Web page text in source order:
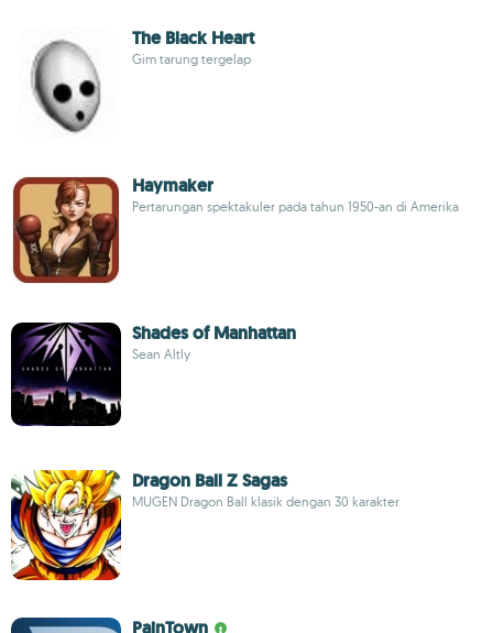
The Black Heart
Gim tarung tergelap
Haymaker
Pertarungan spektakuler pada tahun 1950-an di Amerika
Shades of Manhattan
Sean Altly
Dragon Ball Z Sagas
MUGEN Dragon Ball klasik dengan 30 karakter
PainTown